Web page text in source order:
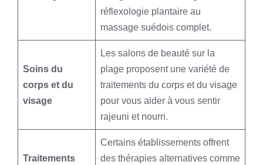
réflexologie plantaire au
massage suédois complet.
Soins du
corps et du
visage
Les salons de beauté sur la
plage proposent une variété de
traitements du corps et du visage
pour vous aider à vous sentir
rajeuni et nourri.
Traitements
Certains établissements offrent
des thérapies alternatives comme